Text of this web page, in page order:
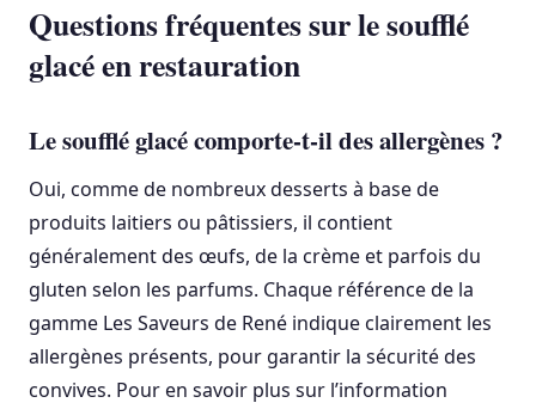
Questions fréquentes sur le soufflé
glacé en restauration
Le soufflé glacé comporte-t-il des allergènes ?
Oui, comme de nombreux desserts à base de
produits laitiers ou pâtissiers, il contient
généralement des œufs, de la crème et parfois du
gluten selon les parfums. Chaque référence de la
gamme Les Saveurs de René indique clairement les
allergènes présents, pour garantir la sécurité des
convives. Pour en savoir plus sur l’information